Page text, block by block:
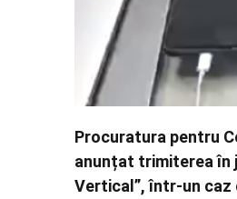
Procuratura pentru
anunțat trimiterea în
Vertical”, într-un caz